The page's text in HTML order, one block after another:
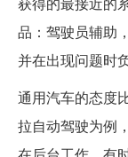
品：驾驶员辅助
并在出现问题时负
通用汽车的态度
拉自动驾驶为例